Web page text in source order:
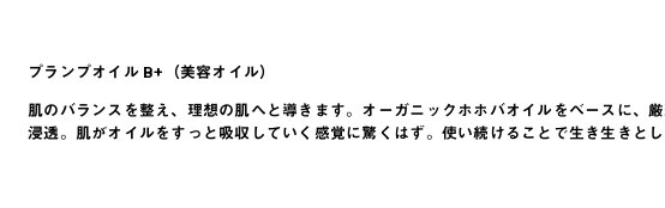
プランプオイル B+（美容オイル）
肌のバランスを整え、理想の肌へと導きます。オーガニックホホバオイルをベースに
浸透。肌がオイルをすっと吸収していく感覚に驚くはず。使い続けることで生き生きと